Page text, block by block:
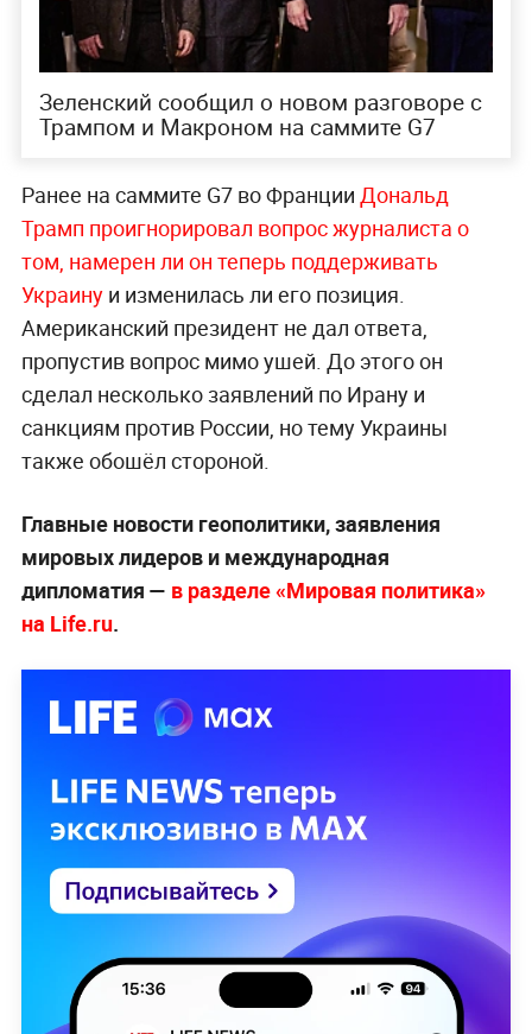
Зеленский сообщил о новом разговоре с
Трампом и Макроном на саммите G7
Ранее на саммите G7 во Франции Дональд
Трамп проигнорировал вопрос журналиста о
том, намерен ли он теперь поддерживать
Украинуи изменилась ли его позиция.
Американский президент не дал ответа,
пропустив вопрос мимо ушей. До этого он
сделал несколько заявлений по Ирану и
санкциям против России, но тему Украины
также обошёл стороной.
Главные новости геополитики, заявления
мировых лидеров и международная
дипломатия — в разделе «Мировая политика»
на Life.ru.